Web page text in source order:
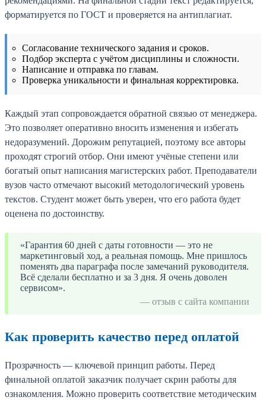
форматируется по ГОСТ и проверяется на антиплагиат.
Согласование технического задания и сроков.
Подбор эксперта с учётом дисциплины и сложности.
Написание и отправка по главам.
Проверка уникальности и финальная корректировка.
Каждый этап сопровождается обратной связью от менеджера.
Это позволяет оперативно вносить изменения и избегать
недоразумений. Дорожим репутацией, поэтому все авторы
проходят строгий отбор. Они имеют учёные степени или
богатый опыт написания магистерских работ. Преподаватели
вузов часто отмечают высокий методологический уровень
текстов. Студент может быть уверен, что его работа будет
оценена по достоинству.
«Гарантия 60 дней с даты готовности — это не
маркетинговый ход, а реальная помощь. Мне пришлось
поменять два параграфа после замечаний руководителя.
Всё сделали бесплатно и за 3 дня. Я очень доволен
сервисом».
— отзыв с сайта компании
Как проверить качество перед оплатой
Прозрачность — ключевой принцип работы. Перед
финальной оплатой заказчик получает скрин работы для
ознакомления. Можно проверить соответствие методическим